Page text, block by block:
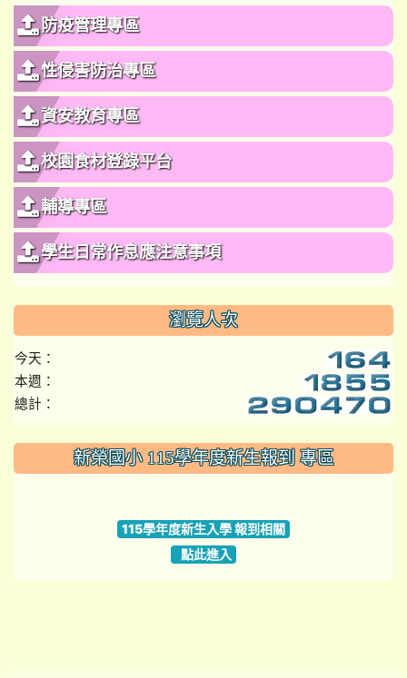
防疫管理專區
性侵害防治專區
資安教育專區
校園食材登錄平台
輔導專區
學生日常作息應注意事項
瀏覽人次
今天：
本週：
總計：
::: 新榮國小 115學年度新生報到 專區
115學年度新生入學 報到相關
點此進入